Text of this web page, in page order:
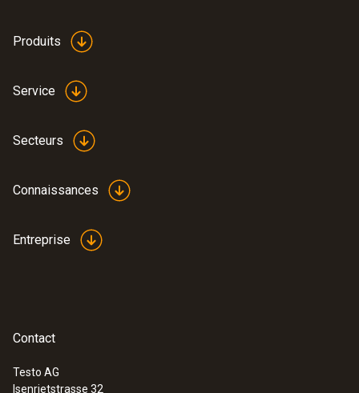
Produits
Service
Secteurs
Connaissances
Entreprise
Contact
Testo AG
Isenrietstrasse 32